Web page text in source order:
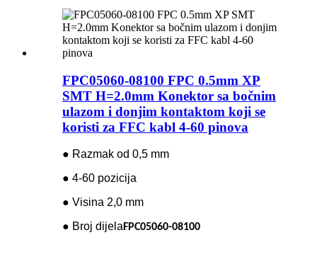
FPC05060-08100 FPC 0.5mm XP
SMT H=2.0mm Konektor sa bočnim
ulazom i donjim kontaktom koji se
koristi za FFC kabl 4-60 pinova
● Razmak od 0,5 mm
● 4-60 pozicija
● Visina 2,0 mm
● Broj dijelaFPC05060-08100